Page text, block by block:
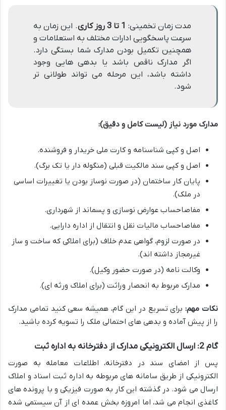
مدت زمان تخمینی: 1 تا 3 روز کاری
. این زمان به
سرعت پاسخگویی ادارات مختلف به استعلامات و
همچنین تکمیل بودن مدارک شما بستگی دارد.
اگر مدارک ناقص باشد یا بدهی هایی وجود
داشته باشد، این مرحله می تواند طولانی تر
شود.
مدارک مورد نیاز (لیست کامل و دقیق):
اصل و کپی شناسنامه و کارت ملی خریدار و فروشنده.
اصل و کپی سند مالکیت قبلی (منگوله دار یا تک برگ).
پایان کار ساختمان (در صورت نوساز بودن یا تغییرات اساسی
در ملک).
مفاصاحساب عوارض نوسازی و پسماند از شهرداری.
مفاصاحساب مالیات نقل و انتقال از اداره دارایی.
در صورت لزوم، گواهی عدم خلاف (برای املاکی که ساخت و ساز
غیرمجاز داشته اند).
وکالت نامه (در صورت حضور وکیل).
مدارک مربوط به انحصار وراثت (برای املاک ورثه ای).
نکات مهم:برای تسریع در این گام، همیشه سعی کنید تمامی مدارک
را از پیش آماده و بدهی های احتمالی ملک را تسویه کرده باشید.
گام 2: ارسال الکترونیکی مدارک از دفترخانه به اداره ثبت
پس از امضای سند در دفترخانه، اطلاعات معامله به صورت
الکترونیکی از طریق سامانه های مربوطه به اداره ثبت اسناد و املاک
ارسال می شود. در گذشته این کار به صورت فیزیکی و با پرونده های
کاغذی انجام می شد، اما امروزه بخش عمده ای از آن سیستمی شده